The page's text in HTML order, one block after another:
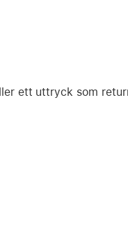
ett uttryck som